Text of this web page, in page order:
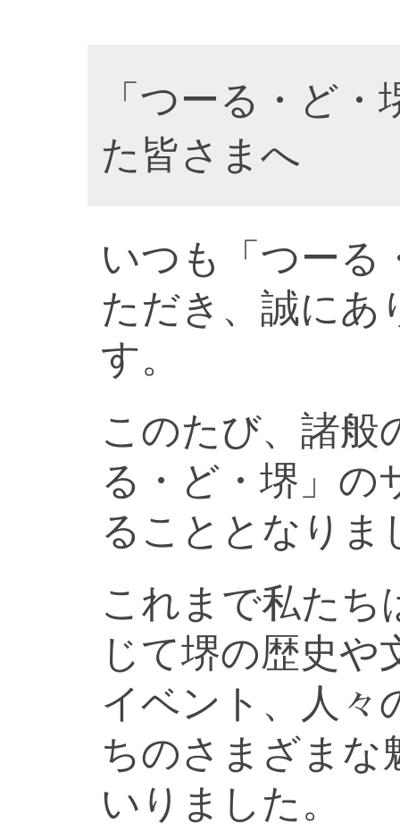
「つーる・ど
た皆さまへ
いつも「つーる
ただき、誠にあ
す。
このたび、諸般
る・ど・堺」の
ることとなりま
これまで私たち
じて堺の歴史や
イベント、人々
ちのさまざまな
いりました。